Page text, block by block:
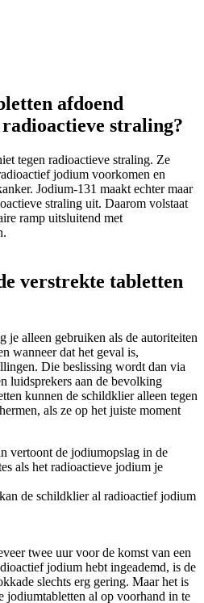
afdoend
radioactieve straling?
tegen radioactieve straling. Ze
jodium voorkomen en
Jodium-131 maakt echter maar
straling uit. Daarom volstaat
ramp uitsluitend met
verstrekte tabletten
je alleen gebruiken als de autoriteiten
wanneer dat het geval is,
Die beslissing wordt dan via
luidsprekers aan de bevolking
kunnen de schildklier alleen tegen
als ze op het juiste moment
vertoont de jodiumopslag in de
als het radioactieve jodium je
de schildklier al radioactief jodium
twee uur voor de komst van een
jodium hebt ingeademd, is de
slechts erg gering. Maar het is
jodiumtabletten al op voorhand in te